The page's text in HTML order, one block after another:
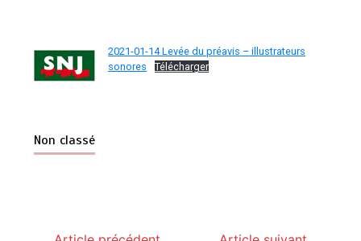
2021-01-14 Levée du préavis – illustrateurs
sonores
Télécharger
Non classé